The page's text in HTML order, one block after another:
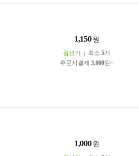
1,150 원
옵션가 최소 5개
주문시결제 3,000원~
1,000 원